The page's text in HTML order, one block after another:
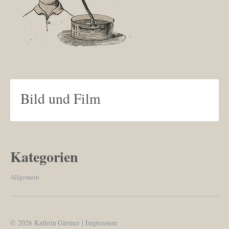
Bild und Film
Kategorien
Allgemein
© 2026 Kathrin Gärtner | Impressum